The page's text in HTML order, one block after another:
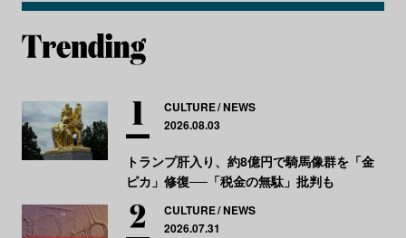
CULTURE NEWS
2026.08.03
トランプ肝入り、約8億円で騎馬像群を「金
ピカ」修復──「税金の無駄」批判も
CULTURE NEWS
2026.07.31